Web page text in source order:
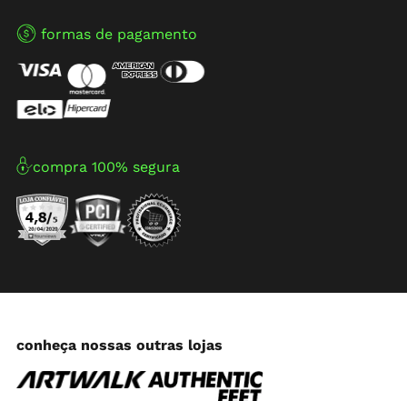
formas de pagamento
compra 100% segura
conheça nossas outras lojas